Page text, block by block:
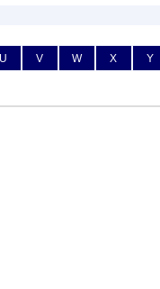
U V W X Y